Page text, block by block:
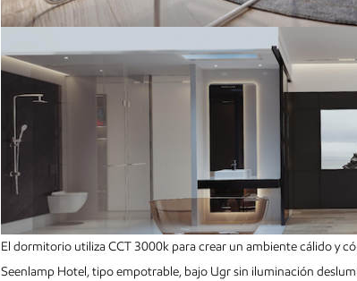
El dormitorio utiliza CCT 3000k para crear un ambiente cálido y
Seenlamp Hotel, tipo empotrable, bajo Ugr sin iluminación